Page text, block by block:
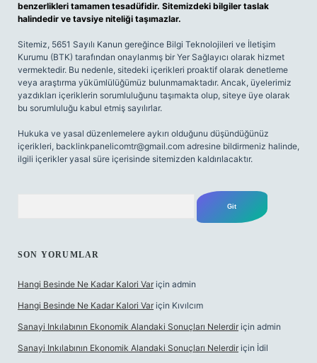
benzerlikleri tamamen tesadüfidir. Sitemizdeki bilgiler taslak
halindedir ve tavsiye niteliği taşımazlar.
Sitemiz, 5651 Sayılı Kanun gereğince Bilgi Teknolojileri ve İletişim
Kurumu (BTK) tarafından onaylanmış bir Yer Sağlayıcı olarak hizmet
vermektedir. Bu nedenle, sitedeki içerikleri proaktif olarak denetleme
veya araştırma yükümlülüğümüz bulunmamaktadır. Ancak, üyelerimiz
yazdıkları içeriklerin sorumluluğunu taşımakta olup, siteye üye olarak
bu sorumluluğu kabul etmiş sayılırlar.
Hukuka ve yasal düzenlemelere aykırı olduğunu düşündüğünüz
içerikleri, backlinkpanelicomtr@gmail.com adresine bildirmeniz halinde,
ilgili içerikler yasal süre içerisinde sitemizden kaldırılacaktır.
SON YORUMLAR
Hangi Besinde Ne Kadar Kalori Var için admin
Hangi Besinde Ne Kadar Kalori Var için Kıvılcım
Sanayi Inkılabının Ekonomik Alandaki Sonuçları Nelerdir için admin
Sanayi Inkılabının Ekonomik Alandaki Sonuçları Nelerdir için İdil